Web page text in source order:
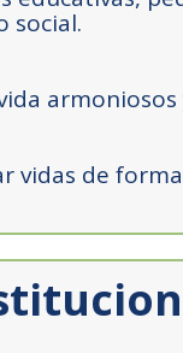
social.
armoniosos
vidas de